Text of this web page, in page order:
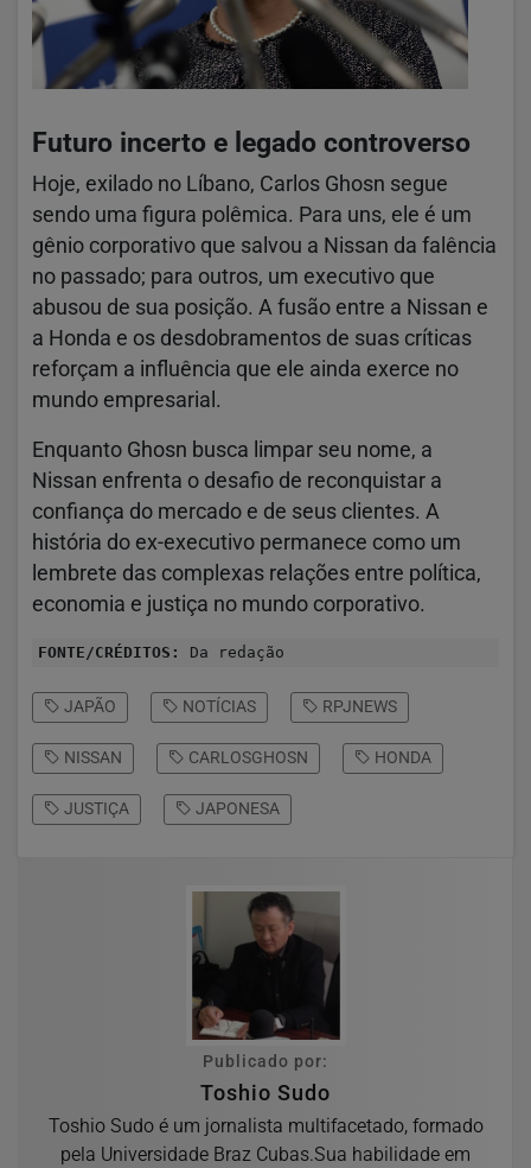
Futuro incerto e legado controverso
Hoje, exilado no Líbano, Carlos Ghosn segue
sendo uma figura polêmica. Para uns, ele é um
gênio corporativo que salvou a Nissan da falência
no passado; para outros, um executivo que
abusou de sua posição. A fusão entre a Nissan e
a Honda e os desdobramentos de suas críticas
reforçam a influência que ele ainda exerce no
mundo empresarial.
Enquanto Ghosn busca limpar seu nome, a
Nissan enfrenta o desafio de reconquistar a
confiança do mercado e de seus clientes. A
história do ex-executivo permanece como um
lembrete das complexas relações entre política,
economia e justiça no mundo corporativo.
FONTE/CRÉDITOS: Da redação
JAPÃO NOTÍCIAS RPJNEWS
NISSAN CARLOSGHOSN HONDA
JUSTIÇA JAPONESA
Publicado por:
Toshio Sudo
Toshio Sudo é um jornalista multifacetado, formado
pela Universidade Braz Cubas.Sua habilidade em